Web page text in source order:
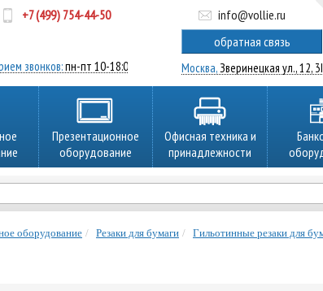
+7 (499) 754-44-50
звонков:пн-пт 10-18:00
info@vollie.ru
обратная связь
Москва,Зверинецкая ул., 12, 3Ц
Презентационное
оборудование
Офисная техника и
принадлежности
оборудование Резаки для бумаги Гильотинные резаки для